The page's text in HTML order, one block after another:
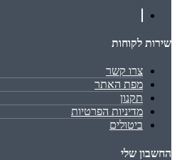
שירות לקוחות
צרו קשר
מפת האתר
תקנון
מדיניות הפרטיות
ביטולים
החשבון שלי